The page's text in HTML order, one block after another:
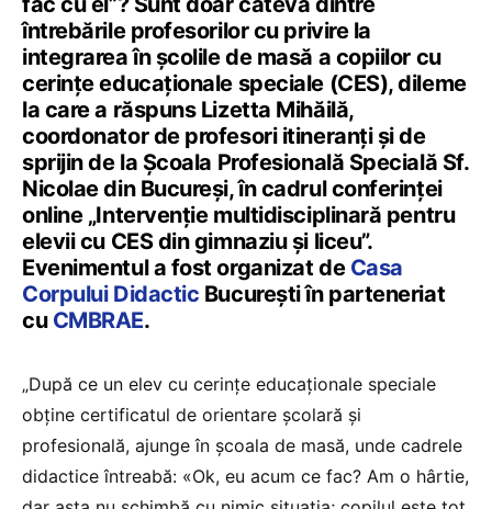
întrebările profesorilor cu privire la
integrarea în școlile de masă a copiilor cu
cerințe educaționale speciale (CES), dileme
la care a răspuns Lizetta Mihăilă,
coordonator de profesori itineranți și de
sprijin de la Școala Profesională Specială Sf.
Nicolae din Bucureși, în cadrul conferinței
online „Intervenție multidisciplinară pentru
elevii cu CES din gimnaziu și liceu”.
Evenimentul a fost organizat de Casa
Corpului Didactic București în parteneriat
cu CMBRAE.
„După ce un elev cu cerințe educaționale speciale
obține certificatul de orientare școlară și
profesională, ajunge în școala de masă, unde cadrele
didactice întreabă: «Ok, eu acum ce fac? Am o hârtie,